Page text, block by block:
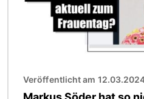
Veröffentlicht am